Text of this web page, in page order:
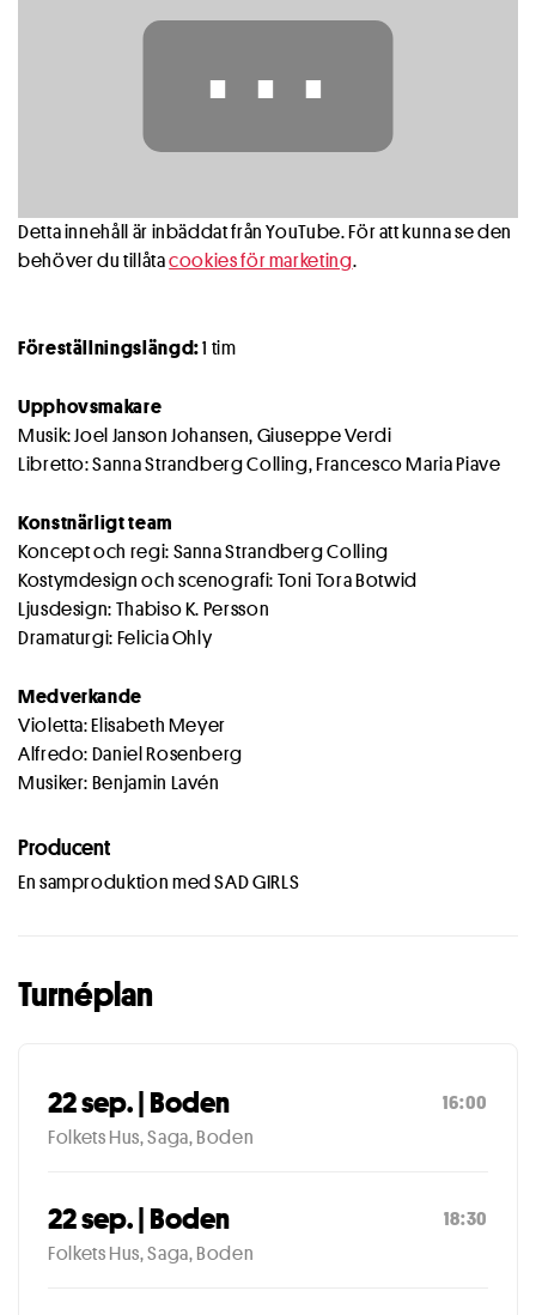
⋯
Detta innehåll är inbäddat från YouTube. För att kunna se den
behöver du tillåtacookies för marketing.
Föreställningslängd:1 tim
Upphovsmakare
Musik: Joel Janson Johansen, Giuseppe Verdi
Libretto: Sanna Strandberg Colling, Francesco Maria Piave
Konstnärligt team
Koncept och regi: Sanna Strandberg Colling
Kostymdesign och scenografi: Toni Tora Botwid
Ljusdesign: Thabiso K. Persson
Dramaturgi: Felicia Ohly
Medverkande
Violetta: Elisabeth Meyer
Alfredo: Daniel Rosenberg
Musiker: Benjamin Lavén
Producent
En samproduktion med SAD GIRLS
Turnéplan
22 sep. | Boden
Folkets Hus, Saga, Boden
16:00
22 sep. | Boden
Folkets Hus, Saga, Boden
18:30